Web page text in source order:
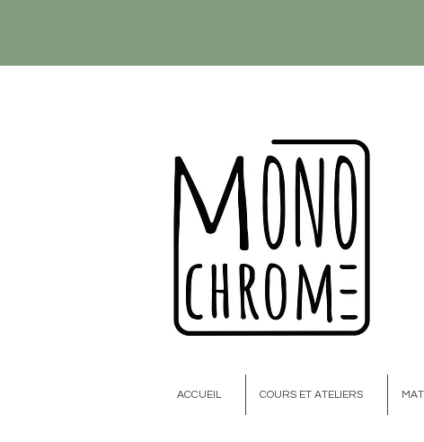
ACCUEIL COURS ET ATELIERS